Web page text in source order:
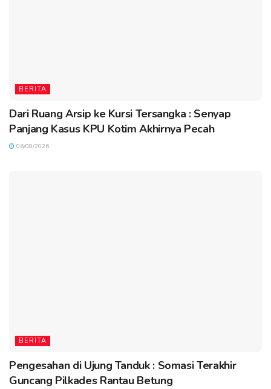
BERITA
Dari Ruang Arsip ke Kursi Tersangka : Senyap
Panjang Kasus KPU Kotim Akhirnya Pecah
06/08/2026
BERITA
Pengesahan di Ujung Tanduk : Somasi Terakhir
Guncang Pilkades Rantau Betung